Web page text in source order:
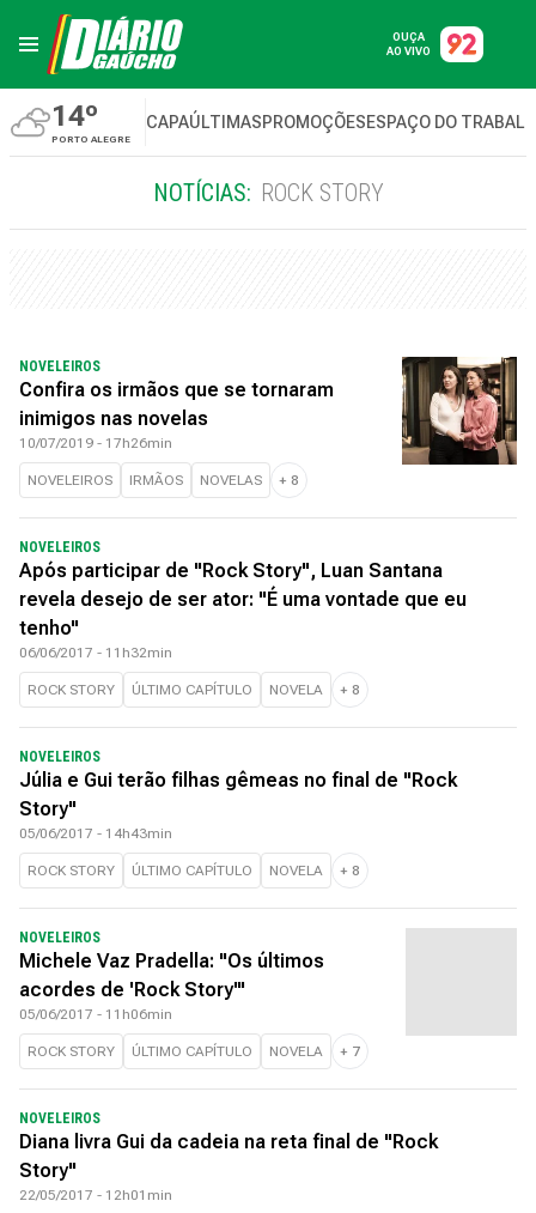
OUÇA
AO VIVO
14º
PORTO ALEGRE
CAPAÚLTIMASPROMOÇÕESESPAÇO DO
NOTÍCIAS: ROCK STORY
NOVELEIROS
Confira os irmãos que se tornaram
inimigos nas novelas
10/07/2019 - 17h26min
NOVELEIROS IRMÃOS NOVELAS + 8
NOVELEIROS
Após participar de "Rock Story", Luan Santana
revela desejo de ser ator: "É uma vontade que eu
tenho"
06/06/2017 - 11h32min
ROCK STORY ÚLTIMO CAPÍTULO NOVELA + 8
NOVELEIROS
Júlia e Gui terão filhas gêmeas no final de "Rock
Story"
05/06/2017 - 14h43min
ROCK STORY ÚLTIMO CAPÍTULO NOVELA + 8
NOVELEIROS
Michele Vaz Pradella: "Os últimos
acordes de 'Rock Story'"
05/06/2017 - 11h06min
ROCK STORY ÚLTIMO CAPÍTULO NOVELA + 7
NOVELEIROS
Diana livra Gui da cadeia na reta final de "Rock
Story"
22/05/2017 - 12h01min